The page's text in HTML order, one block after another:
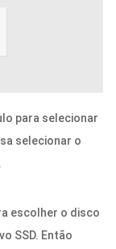
para selecionar
selecionar o
.
escolher o disco
SSD. Então